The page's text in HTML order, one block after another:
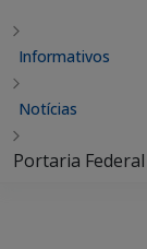
Informativos
Notícias
Portaria Federal